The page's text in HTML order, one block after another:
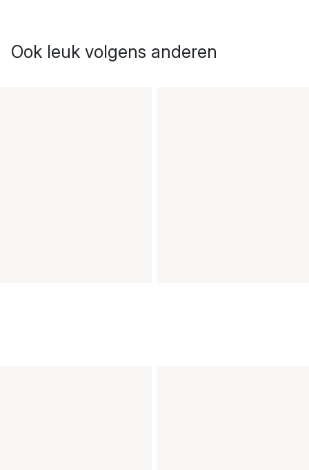
Ook leuk volgens anderen